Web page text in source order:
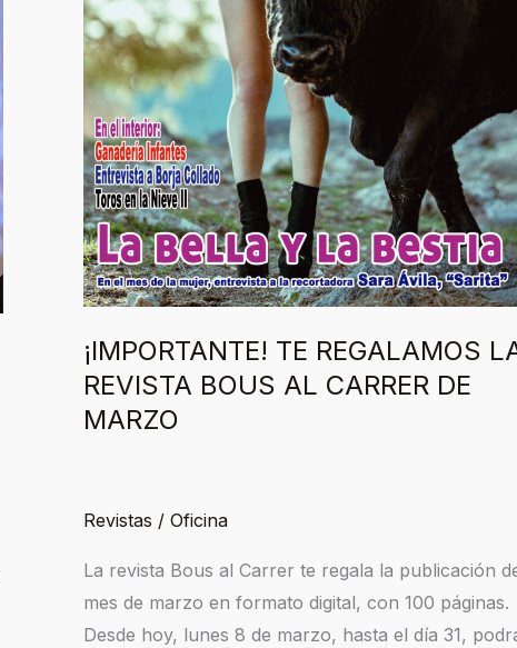
¡IMPORTANTE! TE REGALAMOS
REVISTA BOUS AL CARRER DE
MARZO
Revistas / Oficina
La revista Bous al Carrer te regala la publicación
mes de marzo en formato digital, con 100 páginas.
Desde hoy, lunes 8 de marzo, hasta el día 31,